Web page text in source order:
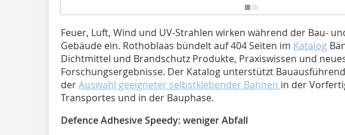
Feuer, Luft, Wind und UV-Strahlen wirken während der Bau-
Gebäude ein. Rothoblaas bündelt auf 404 Seiten im Katalog
Dichtmittel und Brandschutz Produkte, Praxiswissen und
Forschungsergebnisse. Der Katalog unterstützt
derAuswahl geeigneter selbstklebender Bahnen in der
Transportes und in der Bauphase.
Defence Adhesive Speedy: weniger Abfall